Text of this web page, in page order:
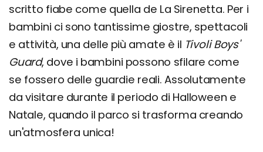
scritto fiabe come quella de La Sirenetta. Per i
bambini ci sono tantissime giostre, spettacoli
e attività, una delle più amate è il Tivoli Boys'
Guard, dove i bambini possono sfilare come
se fossero delle guardie reali. Assolutamente
da visitare durante il periodo di Halloween e
Natale, quando il parco si trasforma creando
un'atmosfera unica!